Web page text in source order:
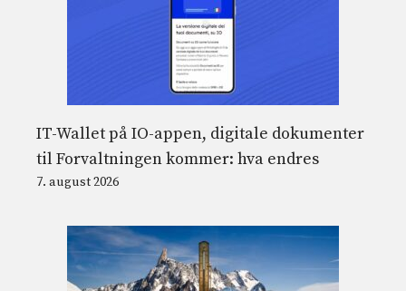
IT-Wallet på IO-appen, digitale dokumenter
til Forvaltningen kommer: hva endres
7. august 2026